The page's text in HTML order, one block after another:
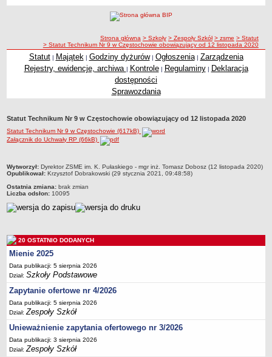
Zespoły Szkół
Techniczne Zakłady Naukowe
Przedszkola Miejskie
Zlikwidowane gimnazja
Przekształcone szkoły i placówki
SPECJALNE OŚRODKI SZKOLNO-WYCHOWAWCZE
Specjalny Ośrodek nr 1
BURSA MIEJSKA
Statut
Majątek
Godziny dyżurów
Ogłoszenie
Zarządzenia
Kontrole
Rejestry, ewidencje, archiwa
Sprawozdania
ścieżka nawigacji
Strona główna > Szkoły > Zespoły Szkół > zsme > Statut
> Statut Technikum Nr 9 w Częstochowie obowiązujący od 12 listopada 2020
Statut| Majątek | Godziny dyżurów| Ogłoszenia| Zarządzenia
Rejestry, ewidencje, archiwa | Kontrole| Regulaminy| Deklaracja
dostępności
Sprawozdania
Statut Technikum Nr 9 w Częstochowie obowiązujący od 12 listopada 2020
Statut Technikum Nr 9 w Częstochowie (617kB)
Załącznik do Uchwały RP (66kB)
metryczka
Wytworzył: Dyrektor ZSME im. K. Pułaskiego - mgr inż. Tomasz Dobosz (12 listopada 2020)
Opublikował: Krzysztof Dobrakowski (29 stycznia 2021, 09:48:58)
Ostatnia zmiana: brak zmian
Liczba odsłon: 10095
20 OSTATNIO DODANYCH
Mienie 2025
Data publikacji: 5 sierpnia 2026
Dział:Szkoły Podstawowe
Zapytanie ofertowe nr 4/2026
Data publikacji: 5 sierpnia 2026
Dział:Zespoły Szkół
Unieważnienie zapytania ofertowego nr 3/2026
Data publikacji: 3 sierpnia 2026
Dział:Zespoły Szkół